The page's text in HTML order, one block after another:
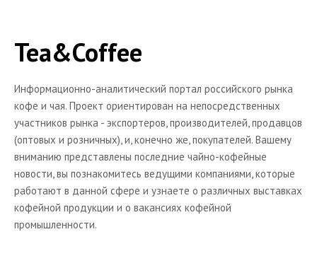
Tea&Coffee
Информационно-аналитический портал российского рынка
кофе и чая. Проект ориентирован на непосредственных
участников рынка - экспортеров, производителей, продавцов
(оптовых и розничных), и, конечно же, покупателей. Вашему
вниманию представлены последние чайно-кофейные
новости, вы познакомитесь ведущими компаниями, которые
работают в данной сфере и узнаете о различных выставках
кофейной продукции и о вакансиях кофейной
промышленности.